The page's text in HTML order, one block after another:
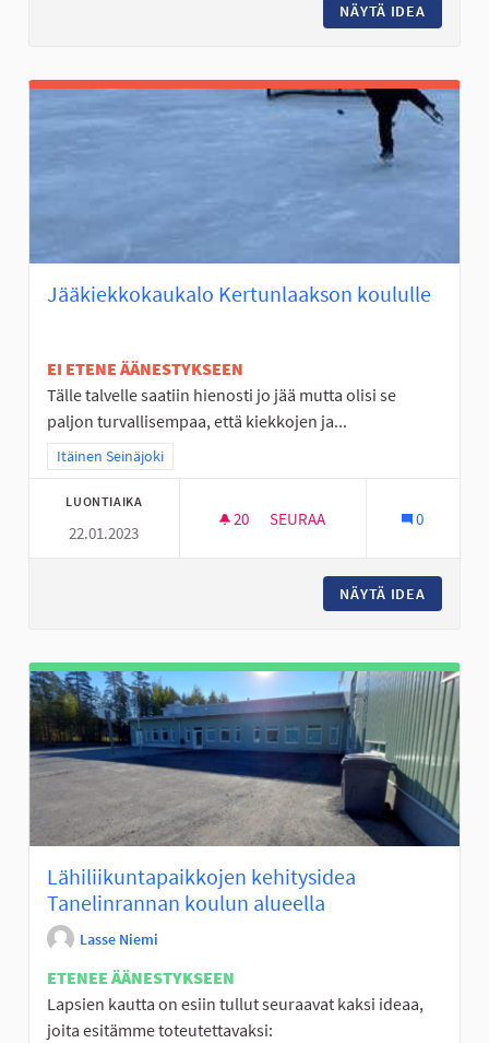
NÄYTÄ IDEA
Jääkiekkokaukalo Kertunlaakson koululle
EI ETENE ÄÄNESTYKSEEN
Tälle talvelle saatiin hienosti jo jää mutta olisi se
paljon turvallisempaa, että kiekkojen ja...
Rajaa tulokset teeman mukaan: Itäinen Seinäjoki
Itäinen Seinäjoki
LUONTIAIKA
22.01.2023
20 20 SEURAAJAA
SEURAA 0
NÄYTÄ IDEA
Lähiliikuntapaikkojen kehitysidea
Tanelinrannan koulun alueella
Lasse Niemi
ETENEE ÄÄNESTYKSEEN
Lapsien kautta on esiin tullut seuraavat kaksi ideaa,
joita esitämme toteutettavaksi: